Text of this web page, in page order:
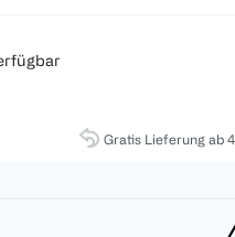
Gratis Lieferung ab